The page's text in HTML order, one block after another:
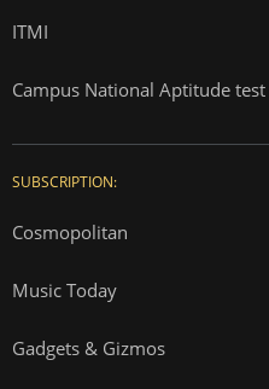
ITMI
Campus National Aptitude test
SUBSCRIPTION:
Cosmopolitan
Music Today
Gadgets & Gizmos